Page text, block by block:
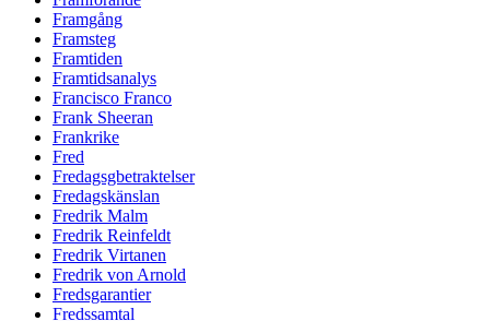
Framgång
Framsteg
Framtiden
Framtidsanalys
Francisco Franco
Frank Sheeran
Frankrike
Fred
Fredagsgbetraktelser
Fredagskänslan
Fredrik Malm
Fredrik Reinfeldt
Fredrik Virtanen
Fredrik von Arnold
Fredsgarantier
Fredssamtal